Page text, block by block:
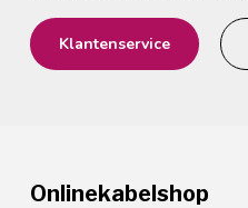
Klantenservice
Onlinekabelshop